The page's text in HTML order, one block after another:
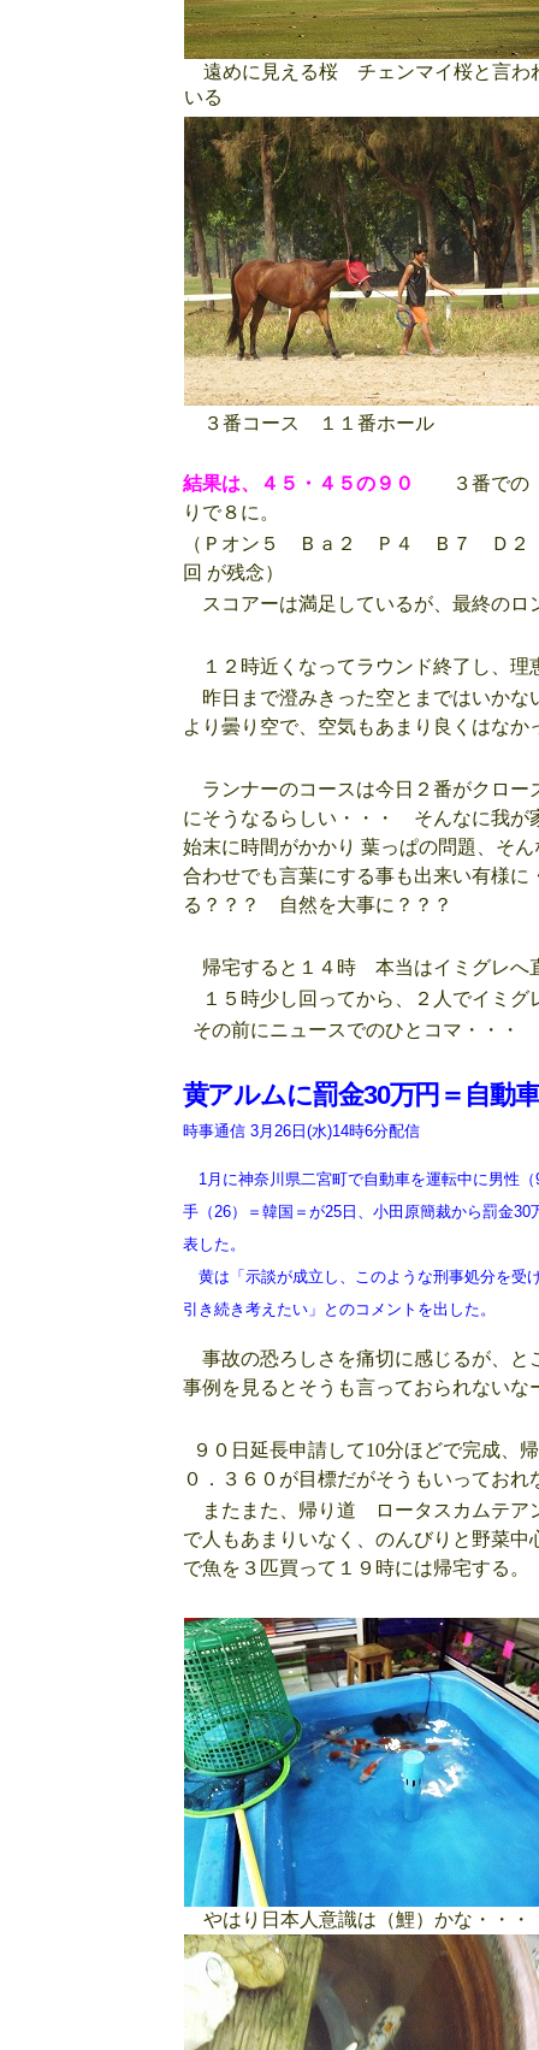
遠めに見える桜 チェンマイ桜と言わ
いる
３番コース １１番ホール
結果は、４５・４５の９０
３番での ２
りで８に。
（Ｐオン５ Ｂａ２ Ｐ４ Ｂ７ Ｄ
回 が残念）
スコアーは満足しているが、最終のロ
１２時近くなってラウンド終了し、
昨日まで澄みきった空とまではいかな
より曇り空で、空気もあまり良くはなか
ランナーのコースは今日２番がクロー
にそうなるらしい・・・ そんなに我が
始末に時間がかかり 葉っぱの問題、そ
合わせでも言葉にする事も出来い有様
る？？？ 自然を大事に？？？
帰宅すると１４時 本当はイミグレへ
１５時少し回ってから、２人でイミ
その前にニュースでのひとコマ・・・
黄アルムに罰金30万円＝自動
時事通信3月26日(水)14時6分配信
1月に神奈川県二宮町で自動車を運転中に男性
手（26）＝韓国＝が25日、小田原簡裁から罰金
表した。
黄は「示談が成立し、このような刑事処分を受
引き続き考えたい」とのコメントを出した。
事故の恐ろしさを痛切に感じるが、と
事例を見るとそうも言っておられない
９０日延長申請して10分ほどで完成
０．３６０が目標だがそうもいってお
またまた、帰り道 ロータスカムテア
で人もあまりいなく、のんびりと野菜
で魚を３匹買って１９時には帰宅する。
やはり日本人意識は（鯉）かな・・・